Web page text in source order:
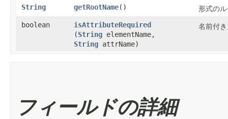
String
getRootName()
形式の
boolean
isAttributeRequired
(String elementName,
String attrName)
名前付
フィールドの詳細